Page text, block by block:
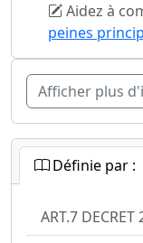
Aidez à
peines
Afficher plus
Définie par :
ART.7